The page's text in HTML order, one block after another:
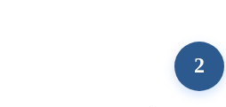
2